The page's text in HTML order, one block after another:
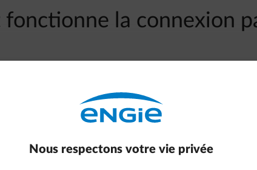
la connexion
un code unique par SMS que vous pourrez saisir sur
Nous respectons votre vie privée